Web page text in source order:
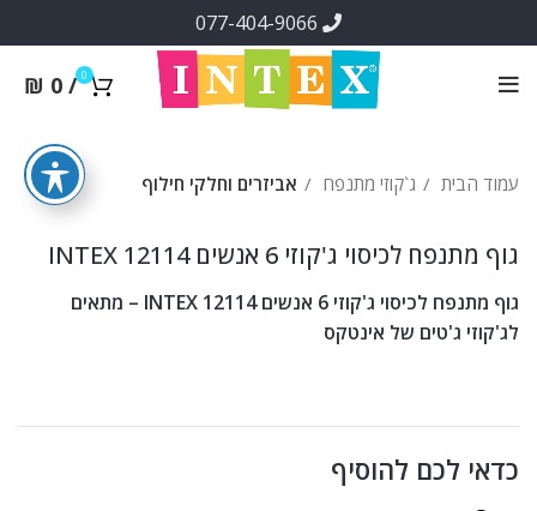
0
/
₪ 0
עמוד הבית ג`קוזי מתנפח אביזרים וחלקי חילוף
גוף מתנפח לכיסוי ג'קוזי 6 אנשים INTEX 12114
גוף מתנפח לכיסוי ג'קוזי 6 אנשים INTEX 12114 – מתאים
לג'קוזי ג'טים של אינטקס
כדאי לכם להוסיף